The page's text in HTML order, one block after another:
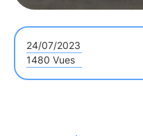
24/07/2023
1480 Vues